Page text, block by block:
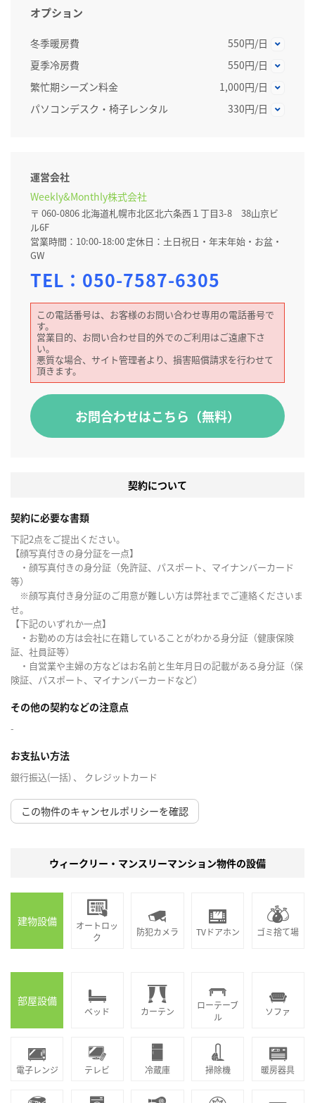
オプション
冬季暖房費
550円/日
夏季冷房費
550円/日
繁忙期シーズン料金
1,000円/日
パソコンデスク・椅子レンタル
330円/日
運営会社
Weekly&Monthly株式会社
〒 060-0806 北海道札幌市北区北六条西１丁目3-8 38山京ビ
ル6F
営業時間：10:00-18:00 定休日：土日祝日・年末年始・お盆・
GW
TEL： 050-7587-6305
この電話番号は、お客様のお問い合わせ専用の電話番号で
す。
営業目的、お問い合わせ目的外でのご利用はご遠慮下さ
い。
悪質な場合、サイト管理者より、損害賠償請求を行わせて
頂きます。
お問合わせはこちら（無料）
契約について
契約に必要な書類
下記2点をご提出ください。
【顔写真付きの身分証を一点】
・顔写真付きの身分証（免許証、パスポート、マイナンバーカード
等）
※顔写真付き身分証のご用意が難しい方は弊社までご連絡くださいま
せ。
【下記のいずれか一点】
・お勤めの方は会社に在籍していることがわかる身分証（健康保険
証、社員証等）
・自営業や主婦の方などはお名前と生年月日の記載がある身分証（保
険証、パスポート、マイナンバーカードなど）
その他の契約などの注意点
-
お支払い方法
銀行振込(一括) 、 クレジットカード
この物件のキャンセルポリシーを確認
ウィークリー・マンスリーマンション物件の設備
建物設備
オートロッ
ク
防犯カメラ TVドアホン ゴミ捨て場
部屋設備
ベッド カーテン
ローテーブ
ル
ソファ
電子レンジ テレビ 冷蔵庫 掃除機 暖房器具